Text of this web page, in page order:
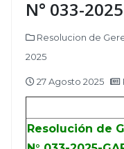
N° 033-2025
Resolucion de
2025
27 Agosto 2025
Resolución de